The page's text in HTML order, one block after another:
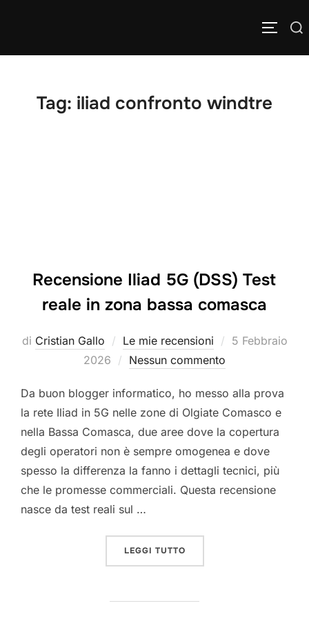
Cerca APRI/
Tag: iliad confronto windtre
Recensione Iliad 5G (DSS) Test
reale in zona bassa comasca
di Cristian Gallo Le mie recensioni
Pubblicato
5 Febbraio
2026
Nessun commento
Da buon blogger informatico, ho messo alla prova
la rete Iliad in 5G nelle zone di Olgiate Comasco e
nella Bassa Comasca, due aree dove la copertura
degli operatori non è sempre omogenea e dove
spesso la differenza la fanno i dettagli tecnici, più
che le promesse commerciali. Questa recensione
nasce da test reali sul …
LEGGI TUTTO“RECENSIONE ILIAD 5G